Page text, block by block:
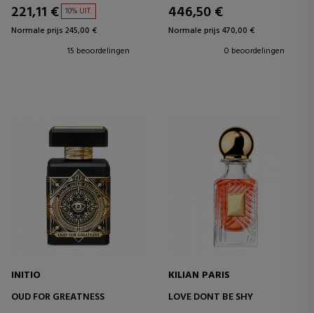
221,11 € 10% UIT.
Normale prijs 245,00 €
15 beoordelingen
446,50 €
Normale prijs 470,00 €
0 beoordelingen
INITIO
OUD FOR GREATNESS
KILIAN PARIS
LOVE DONT BE SHY